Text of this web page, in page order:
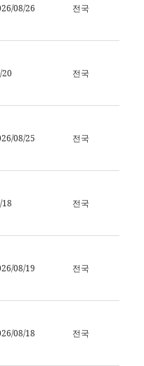
08/26 전국
20 전국
08/25 전국
전국
08/19 전국
08/18 전국